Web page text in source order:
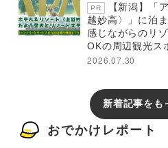
PR
【新潟】「
越妙高〉」に泊
感じながらのリ
OKの周辺観光ス
2026.07.30
新着記事をも
おでかけレポート